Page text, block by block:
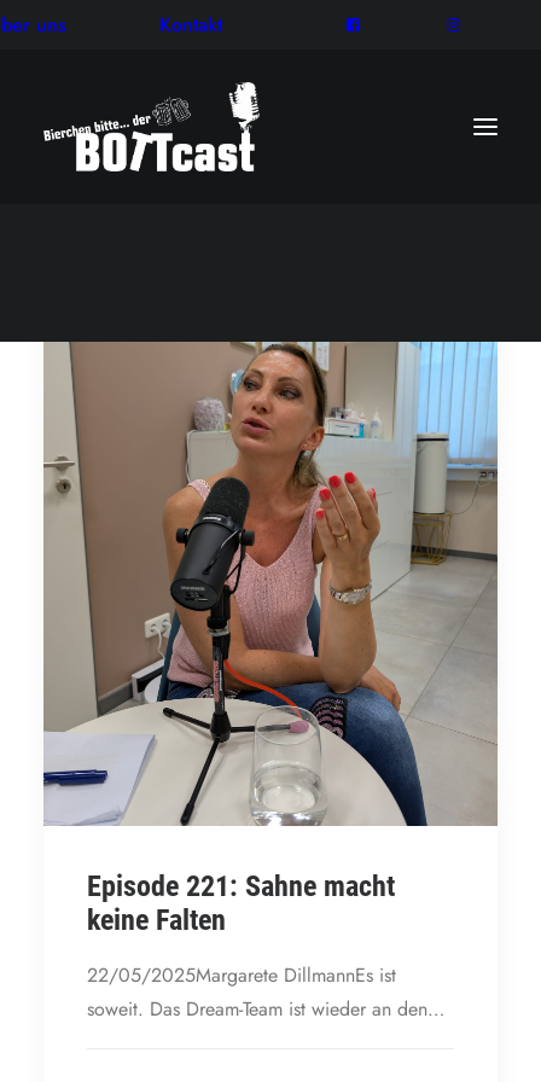
uns Kontakt
Episode 221: Sahne macht
keine Falten
22/05/2025Margarete DillmannEs ist
soweit. Das Dream-Team ist wieder an den…